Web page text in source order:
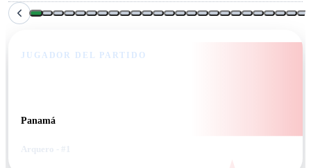
JUGADOR DEL PARTIDO
Panamá
Arquero - #1